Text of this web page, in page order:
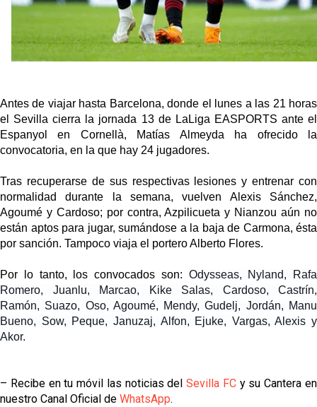
Antes de viajar hasta Barcelona, donde el lunes a las 21 horas
el Sevilla cierra la jornada 13 de LaLiga EASPORTS ante el
Espanyol en Cornellà, Matías Almeyda ha ofrecido la
convocatoria, en la que hay 24 jugadores.
Tras recuperarse de sus respectivas lesiones y entrenar con
normalidad durante la semana, vuelven Alexis Sánchez,
Agoumé y Cardoso; por contra, Azpilicueta y Nianzou aún no
están aptos para jugar, sumándose a la baja de Carmona, ésta
por sanción. Tampoco viaja el portero Alberto Flores.
Por lo tanto, los convocados son: Odysseas, Nyland, Rafa
Romero, Juanlu, Marcao, Kike Salas, Cardoso, Castrín,
Ramón, Suazo, Oso, Agoumé, Mendy, Gudelj, Jordán, Manu
Bueno, Sow, Peque, Januzaj, Alfon, Ejuke, Vargas, Alexis y
Akor.
– Recibe en tu móvil las noticias delSevilla FCy su Cantera en
nuestro Canal Oficial de WhatsApp.